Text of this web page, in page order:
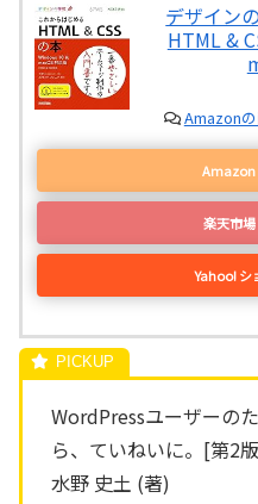
デザイン
HTML &
Amazon
楽天
Yahoo! シ
WordPressユーザーの
ら、ていねいに。[第2
水野 史土 (著)